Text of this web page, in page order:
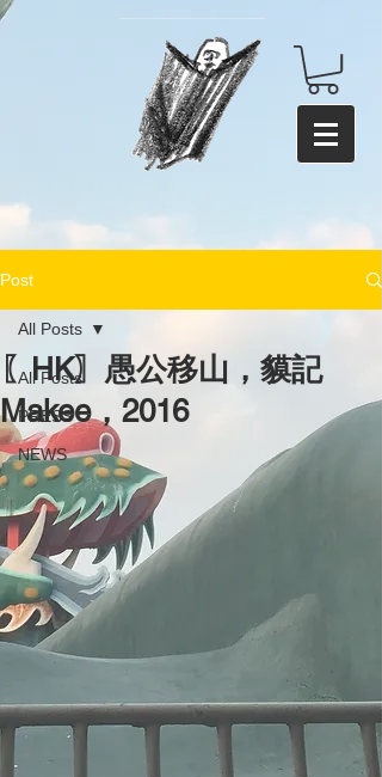
Post
All Posts
PRESS
NEWS
All Posts
〖HK〗愚公移山，貘記
Makee，2016